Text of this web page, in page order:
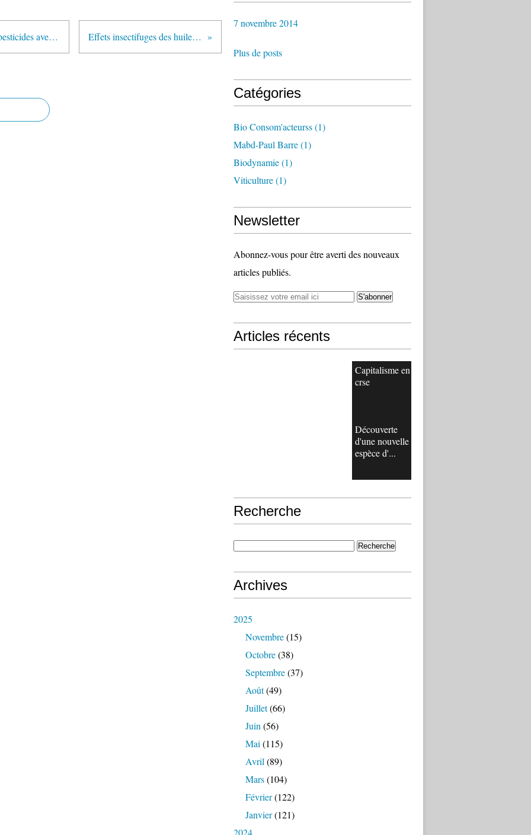
Avis de l'ANSES sur l'usage des pesticides avec mention Abeilles Effets insectifuges des huiles essentielles
7 novembre 2014
Plus de posts
Catégories
Bio Consom'acteurss(1)
Mabd-Paul Barre(1)
Biodynamie(1)
Viticulture(1)
Newsletter
Abonnez-vous pour être averti des nouveaux
articles publiés.
Articles récents
Capitalisme en
crse
Découverte
d'une nouvelle
espèce d'...
Recherche
Archives
2025
Novembre(15)
Octobre(38)
Septembre(37)
Août(49)
Juillet(66)
Juin (56)
Mai (115)
Avril (89)
Mars(104)
Février(122)
Janvier(121)
2024